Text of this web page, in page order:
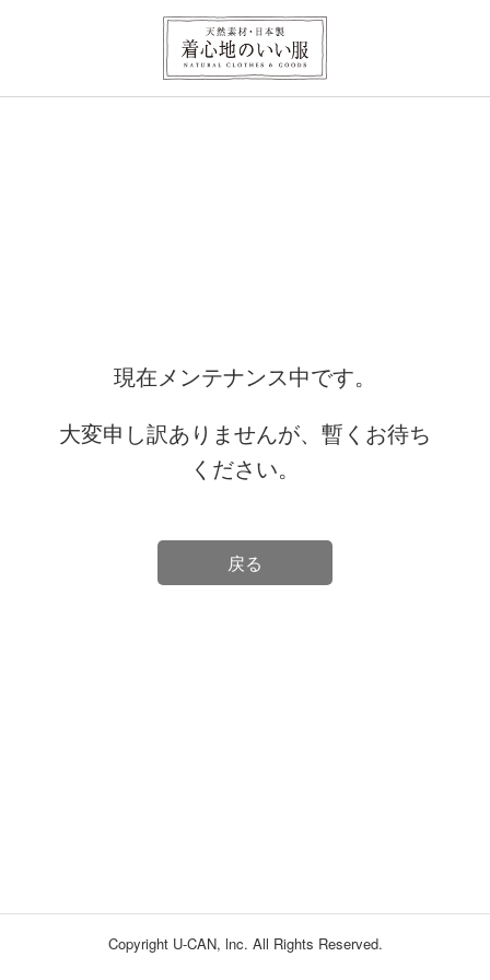
現在メンテナンス中です。
大変申し訳ありませんが、暫くお待ち
ください。
戻る
Copyright U-CAN, lnc. All Rights Reserved.